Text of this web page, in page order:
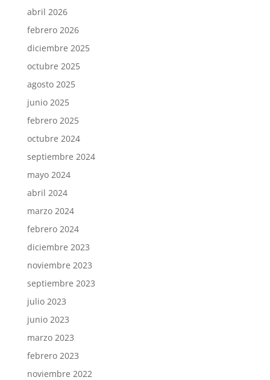
abril 2026
febrero 2026
diciembre 2025
octubre 2025
agosto 2025
junio 2025
febrero 2025
octubre 2024
septiembre 2024
mayo 2024
abril 2024
marzo 2024
febrero 2024
diciembre 2023
noviembre 2023
septiembre 2023
julio 2023
junio 2023
marzo 2023
febrero 2023
noviembre 2022